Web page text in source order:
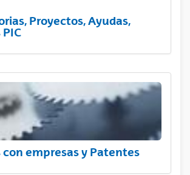
Proyectos, Ayudas,
empresas y Patentes